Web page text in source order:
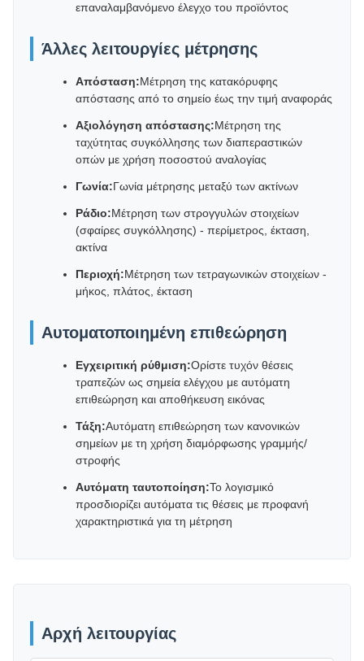
επαναλαμβανόμενο έλεγχο του προϊόντος
Άλλες λειτουργίες μέτρησης
Απόσταση:Μέτρηση της κατακόρυφης
απόστασης από το σημείο έως την τιμή αναφοράς
Αξιολόγηση απόστασης:Μέτρηση της
ταχύτητας συγκόλλησης των διαπεραστικών
οπών με χρήση ποσοστού αναλογίας
Γωνία:Γωνία μέτρησης μεταξύ των ακτίνων
Ράδιο:Μέτρηση των στρογγυλών στοιχείων
(σφαίρες συγκόλλησης) - περίμετρος, έκταση,
ακτίνα
Περιοχή:Μέτρηση των τετραγωνικών στοιχείων -
μήκος, πλάτος, έκταση
Αυτοματοποιημένη επιθεώρηση
Εγχειριτική ρύθμιση:Ορίστε τυχόν θέσεις
τραπεζών ως σημεία ελέγχου με αυτόματη
επιθεώρηση και αποθήκευση εικόνας
Τάξη:Αυτόματη επιθεώρηση των κανονικών
σημείων με τη χρήση διαμόρφωσης γραμμής/
στροφής
Αυτόματη ταυτοποίηση:Το λογισμικό
προσδιορίζει αυτόματα τις θέσεις με προφανή
χαρακτηριστικά για τη μέτρηση
Αρχή λειτουργίας